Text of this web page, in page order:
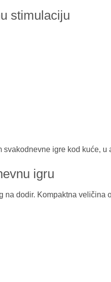
stimulaciju
igre kod kuće,
igru
dodir. Kompaktna